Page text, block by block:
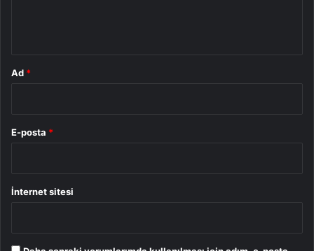
Ad *
E-posta *
İnternet sitesi